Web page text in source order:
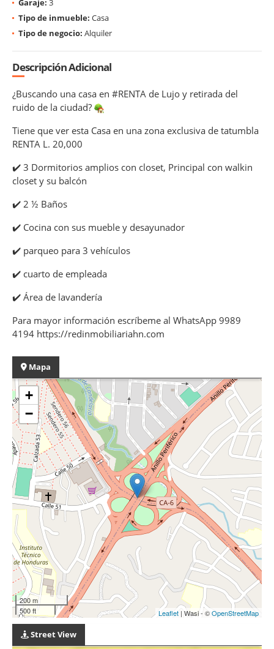
Garaje: 3
Tipo de inmueble: Casa
Tipo de negocio: Alquiler
Descripción Adicional
¿Buscando una casa en #RENTA de Lujo y retirada del
ruido de la ciudad?
Tiene que ver esta Casa en una zona exclusiva de tatumbla
RENTA L. 20,000
✔ 3 Dormitorios amplios con closet, Principal con walkin
closet y su balcón
✔ 2 ½ Baños
✔ Cocina con sus mueble y desayunador
✔ parqueo para 3 vehículos
✔ cuarto de empleada
✔ Área de lavandería
Para mayor información escríbeme al WhatsApp 9989
4194 https://redinmobiliariahn.com
Mapa
+
−
200 m
500 ft
Leaflet | Wasi - ©OpenStreetMap
Street View